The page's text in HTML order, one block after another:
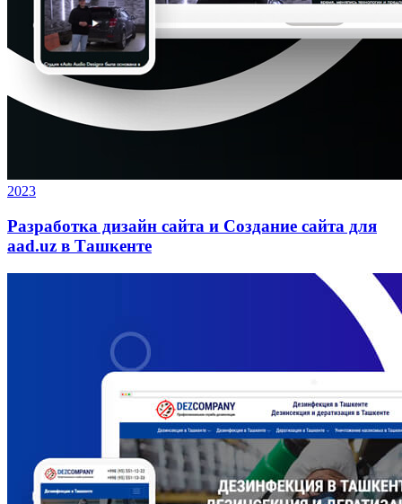
2023
Разработка дизайн сайта и Создание сайта для
aad.uz в Ташкенте